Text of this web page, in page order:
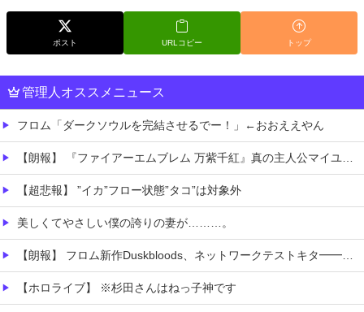
ポスト URLコピー トップ
管理人オススメニュース
フロム「ダークソウルを完結させるでー！」←おおええやん
【朗報】 『ファイアーエムブレム 万紫千紅』真の主人公マイユニはキャラメイクが可能
【超悲報】 ”イカ”フロー状態”タコ”は対象外
美しくてやさしい僕の誇りの妻が………。
【朗報】 フロム新作Duskbloods、ネットワークテストキタ━━━━(゜∀゜)━━━━!!
【ホロライブ】 ※杉田さんはねっ子神です